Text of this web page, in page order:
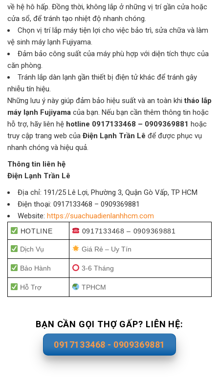
về hệ hô hấp. Đồng thời, không lắp ở những vị trí gần cửa hoặc
cửa sổ, để tránh tạo nhiệt độ nhanh chóng.
Chọn vị trí lắp máy tiện lợi cho việc bảo trì, sửa chữa và làm
vệ sinh máy lạnh Fujiyama.
Đảm bảo công suất của máy phù hợp với diện tích thực của
căn phòng.
Tránh lắp dàn lạnh gần thiết bị điện tử khác để tránh gây
nhiễu tín hiệu.
Những lưu ý này giúp đảm bảo hiệu suất và an toàn khitháo lắp
máy lạnh Fujiyama của bạn. Nếu bạn cần thêm thông tin hoặc
hỗ trợ, hãy liên hệ hotline 0917133468 – 0909369881 hoặc
truy cập trang web của Điện Lạnh Trần Lê để được phục vụ
nhanh chóng và hiệu quả.
Thông tin liên hệ
Điện Lạnh Trần Lê
Địa chỉ: 191/25 Lê Lợi, Phường 3, Quận Gò Vấp, TP HCM
Điện thoại: 0917133468 – 0909369881
Website: https://suachuadienlanhhcm.com
HOTLINE 0917133468 – 0909369881
Dịch Vụ Giá Rẻ – Uy Tín
Bảo Hành 3-6 Tháng
Hỗ Trợ TPHCM
BẠN CẦN GỌI THỢ GẤP? LIÊN HỆ:
0917133468 - 0909369881